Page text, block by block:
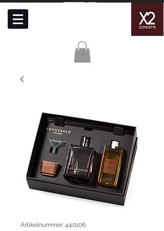
Artikelnummer: 440106